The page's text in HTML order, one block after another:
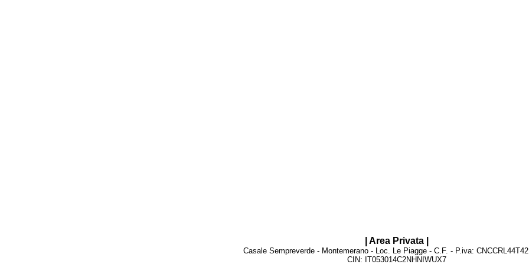
| Area Privata |
Casale Sempreverde - Montemerano - Loc. Le Piagge - C.F. - P.iva:
CIN: IT053014C2NHNIWUX7